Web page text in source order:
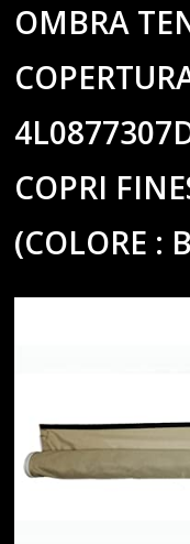
OMBRA
COPRI
(COLORE :